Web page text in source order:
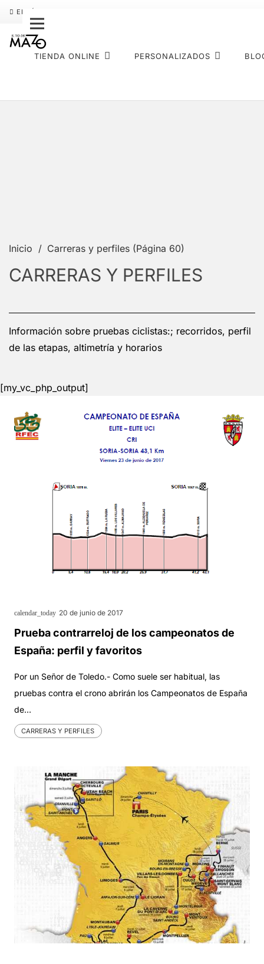
ENVÍO GRATIS
TIENDA ONLINE PERSONALIZADOS
Inicio / Carreras y perfiles (Página 60)
CARRERAS Y PERFILES
Información sobre pruebas ciclistas:; recorridos, perfil
de las etapas, altimetría y horarios
[my_vc_php_output]
calendar_today 20 de junio de 2017
Prueba contrarreloj de los campeonatos de
España: perfil y favoritos
Por un Señor de Toledo.- Como suele ser habitual, las
pruebas contra el crono abrirán los Campeonatos de España
de…
CARRERAS Y PERFILES